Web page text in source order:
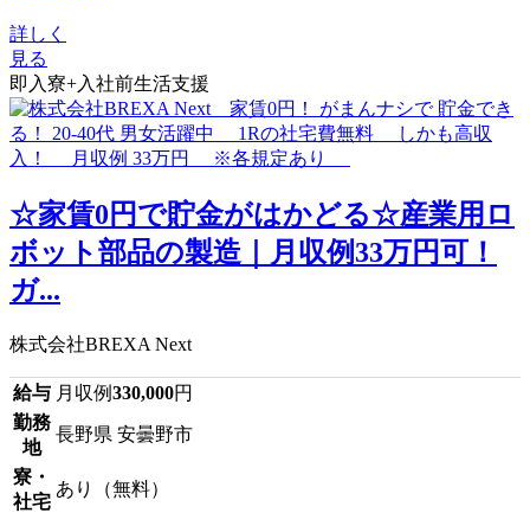
詳しく
見る
即入寮+入社前生活支援
☆家賃0円で貯金がはかどる☆産業用ロ
ボット部品の製造｜月収例33万円可！
ガ...
株式会社BREXA Next
給与 月収例330,000円
勤務
地
長野県 安曇野市
寮・
社宅
あり（無料）